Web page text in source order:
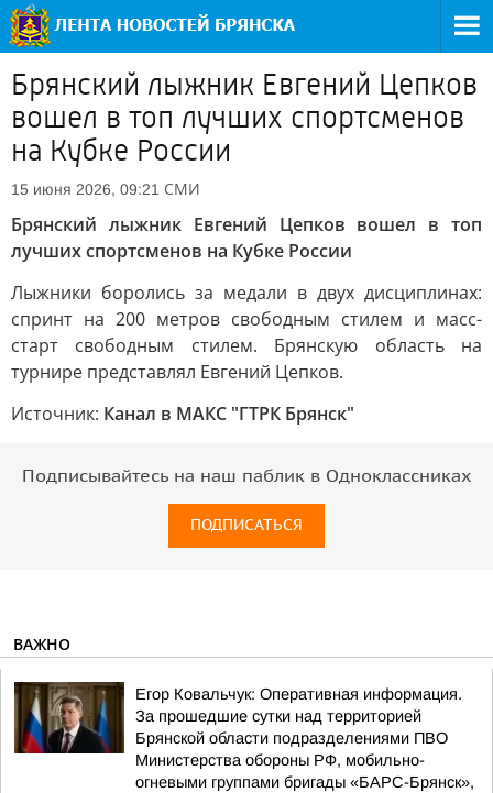
Брянский лыжник Евгений Цепков
вошел в топ лучших спортсменов
на Кубке России
15 июня 2026, 09:21 СМИ
Брянский лыжник Евгений Цепков вошел в топ
лучших спортсменов на Кубке России
Лыжники боролись за медали в двух дисциплинах:
спринт на 200 метров свободным стилем и масс-
старт свободным стилем. Брянскую область на
турнире представлял Евгений Цепков.
Источник: Канал в МАКС "ГТРК Брянск"
Подписывайтесь на наш паблик в Одноклассниках
ПОДПИСАТЬСЯ
ВАЖНО
Егор Ковальчук: Оперативная информация.
За прошедшие сутки над территорией
Брянской области подразделениями ПВО
Министерства обороны РФ, мобильно-
огневыми группами бригады «БАРС-Брянск»,